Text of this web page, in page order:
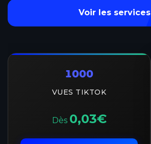
Voir les services
1000
VUES TIKTOK
Dès 0,03€